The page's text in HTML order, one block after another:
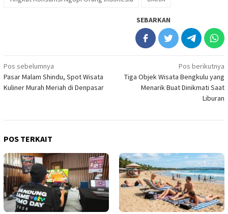
SEBARKAN
Navigasi
pos
Pos sebelumnya
Pasar Malam Shindu, Spot Wisata
Kuliner Murah Meriah di Denpasar
Pos berikutnya
Tiga Objek Wisata Bengkulu yang
Menarik Buat Dinikmati Saat
Liburan
POS TERKAIT